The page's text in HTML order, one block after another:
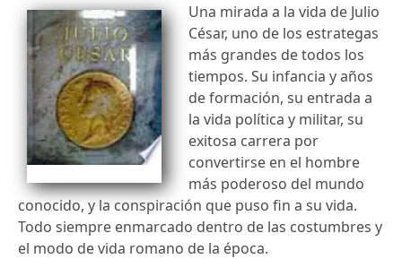
Una mirada a la vida de Julio
César, uno de los estrategas
más grandes de todos los
tiempos. Su infancia y años
de formación, su entrada a
la vida política y militar, su
exitosa carrera por
convertirse en el hombre
más poderoso del mundo
conocido, y la conspiración que puso fin a su vida.
Todo siempre enmarcado dentro de las costumbres y
el modo de vida romano de la época.